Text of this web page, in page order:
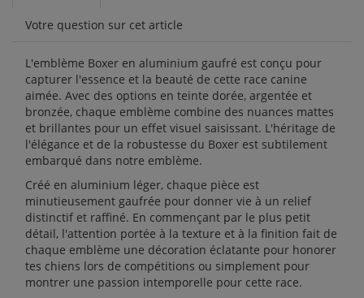
Votre question sur cet article
L'emblème Boxer en aluminium gaufré est conçu pour
capturer l'essence et la beauté de cette race canine
aimée. Avec des options en teinte dorée, argentée et
bronzée, chaque emblème combine des nuances mattes
et brillantes pour un effet visuel saisissant. L'héritage de
l'élégance et de la robustesse du Boxer est subtilement
embarqué dans notre emblème.
Créé en aluminium léger, chaque pièce est
minutieusement gaufrée pour donner vie à un relief
distinctif et raffiné. En commençant par le plus petit
détail, l'attention portée à la texture et à la finition fait de
chaque emblème une décoration éclatante pour honorer
tes chiens lors de compétitions ou simplement pour
montrer une passion intemporelle pour cette race.